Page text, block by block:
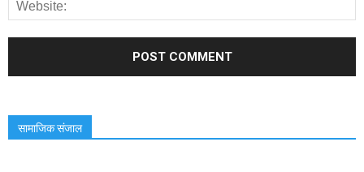
सामाजिक संजाल